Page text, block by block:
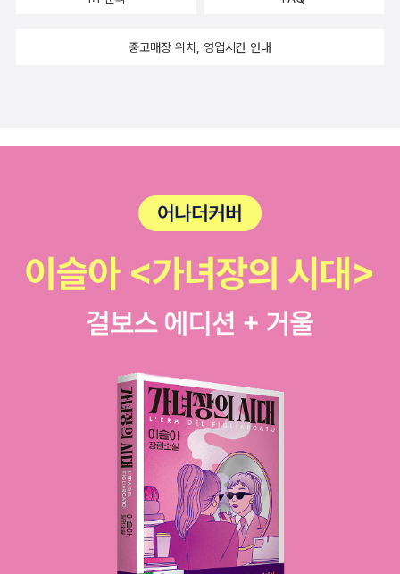
ㅋㅋㅋㅋㅋ 혼자 침대에 누워서 책 읽을 때. 물론 그때도 3호는
지에는 단 며칠이라도 고양이들하고 좀 떨어져 있고 싶어서(울고
ㅋㅋㅋㅋㅋㅋ 근데 책 이야기를 해서 그런지 좀 재미나기는 했다.
에서 맨 왼쪽에 있는 편집자가....(나름 유명한 거 같은데 이름을
잘 모르겠다) 소개한 자메이카 킨케이드 <내 어머니의 자서전>
은 좀 읽어보고 싶어졌다. 사실 나는 킨케이드가 노벨문학상 받을
것 같지는 않다........ 문학동네 세계문학으로 나온 <루시>나 <애
니 존>은 그다지 인상 깊게 읽지 않아서(엄마와 딸 이야기 좋아
하지 않음.......) <내 어머니의 자서전>도 딱 그럴 것 같았단 말이
지? 그래서 패스했는데, 그 편집자가 참 흥미로워 보이게 잘 소개
하더라. 이건 조만간 읽어봐야지.이렇게 오랫동안 유튜브를 시청
한 건 이날이 처음인 잠자냥.그리하여 대망의 수상자는 내가 작년
부터 계속 찜했던 크러스너호르커이 라슬로! 꺄오! ㅋㅋㅋㅋㅋㅋ
ㅋㅋㅋㅋㅋㅋㅋㅋ 집사2랑 술 마시면서 유튜브를 보다가 내가
수상자 맞혔다고 환호하며 나 알라딘에서 배팅한 거 배당금 받
었다는 기록이 있으니, 어쩌면 '소년 시절 3부작'으로서 함께 놓
람> 후반부를 실은 제6권 말미에 수록된 세 가지 부록이 눈에 띈
름다운 모순', 둘째는 미시마 유키오의 에세이 '영원한 나그네', 셋
째는 노벨문학상 수상 연설 '아름다운 일본의 나'이다.'가와바따
행해서 노벨문학상 수상 연설 통역까지 담당했던 미국 출신의 일
덴스테커'라고 잘못 나왔다) 쓴 가와바타론이다. 도입부에서 노
일화를 소개하는 점이 흥미롭다.'영원한 나그네'는 미시마가 감탄
과 존경을 듬뿍 드러내며 쓴 가와바타론이다. 당시 주일 미국 대
사관의 연세 지긋한 여직원이 가와바타의 팬이어서 <천우학>의
문학상 수상 기념 파티를 열었는데, '천 마리의 학'이라는 제목을
'천 개의 깃털을 가진 학'이라고 직역한 나머지 학 모양 장식을 달
랑 하나만 올려 놓은 케이크를 내놓았다는 우스운 일화가 들어 있
다.이 글에서 미시마는 느긋하다 못해 무신경해 보이기까지 하는
가와바타의 평소 태도를 찬탄하지만, 사이덴스티커였다면 선뜻
중고매장 위치, 영업시간 안내